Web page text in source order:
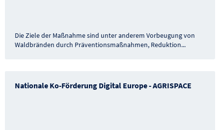
Die Ziele der Maßnahme sind unter anderem Vorbeugung von
Waldbränden durch Präventionsmaßnahmen, Reduktion...
Nationale Ko-Förderung Digital Europe - AGRISPACE